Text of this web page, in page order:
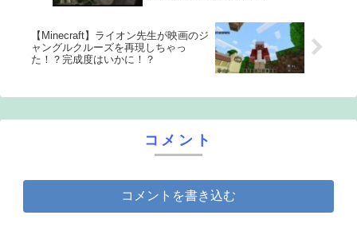
【Minecraft】ライオン先生が映画のジ
ャングルクルーズを再現しちゃっ
た！？完成度はいかに！？
コメント
コメントを書き込む